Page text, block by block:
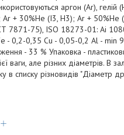
аргон (Ar),
+ 30%He (I3, H3); Ar + 50%He
7871-75), ISO 18273-01: Ai
- 0,2-0,35 Cu - 0,05-0,2 Al - min
- 33 % Упаковка -
ваги, але різних діаметрів. В
в списку різновидів "Діаметр